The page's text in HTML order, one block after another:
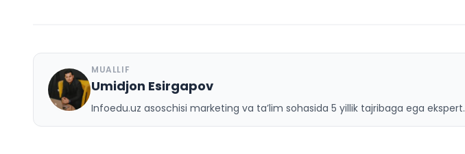
U
MUALLIF
Umidjon Esirgapov
Infoedu.uz asoschisi marketing va ta’lim sohasida 5 yillik tajribaga ega ekspert.